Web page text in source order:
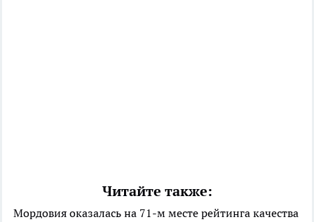
Читайте также:
Мордовия оказалась на 71-м месте рейтинга качества